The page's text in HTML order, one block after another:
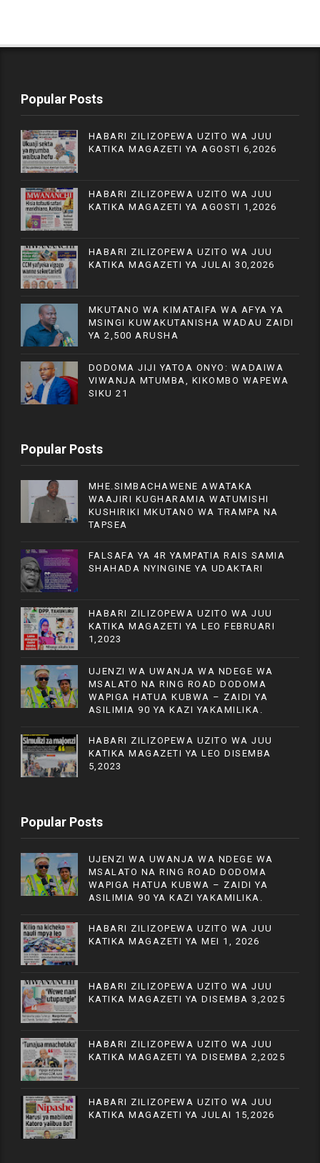
Popular Posts
HABARI ZILIZOPEWA UZITO WA JUU
KATIKA MAGAZETI YA AGOSTI 6,2026
HABARI ZILIZOPEWA UZITO WA JUU
KATIKA MAGAZETI YA AGOSTI 1,2026
HABARI ZILIZOPEWA UZITO WA JUU
KATIKA MAGAZETI YA JULAI 30,2026
MKUTANO WA KIMATAIFA WA AFYA YA
MSINGI KUWAKUTANISHA WADAU ZAIDI
YA 2,500 ARUSHA
DODOMA JIJI YATOA ONYO: WADAIWA
VIWANJA MTUMBA, KIKOMBO WAPEWA
SIKU 21
Popular Posts
MHE.SIMBACHAWENE AWATAKA
WAAJIRI KUGHARAMIA WATUMISHI
KUSHIRIKI MKUTANO WA TRAMPA NA
TAPSEA
FALSAFA YA 4R YAMPATIA RAIS SAMIA
SHAHADA NYINGINE YA UDAKTARI
HABARI ZILIZOPEWA UZITO WA JUU
KATIKA MAGAZETI YA LEO FEBRUARI
1,2023
UJENZI WA UWANJA WA NDEGE WA
MSALATO NA RING ROAD DODOMA
WAPIGA HATUA KUBWA – ZAIDI YA
ASILIMIA 90 YA KAZI YAKAMILIKA.
HABARI ZILIZOPEWA UZITO WA JUU
KATIKA MAGAZETI YA LEO DISEMBA
5,2023
Popular Posts
UJENZI WA UWANJA WA NDEGE WA
MSALATO NA RING ROAD DODOMA
WAPIGA HATUA KUBWA – ZAIDI YA
ASILIMIA 90 YA KAZI YAKAMILIKA.
HABARI ZILIZOPEWA UZITO WA JUU
KATIKA MAGAZETI YA MEI 1, 2026
HABARI ZILIZOPEWA UZITO WA JUU
KATIKA MAGAZETI YA DISEMBA 3,2025
HABARI ZILIZOPEWA UZITO WA JUU
KATIKA MAGAZETI YA DISEMBA 2,2025
HABARI ZILIZOPEWA UZITO WA JUU
KATIKA MAGAZETI YA JULAI 15,2026